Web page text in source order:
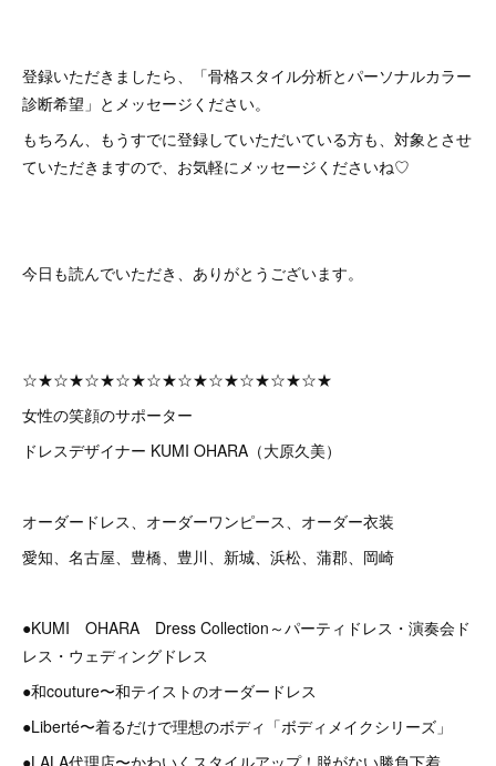
登録いただきましたら、「骨格スタイル分析とパーソナルカラー
診断希望」とメッセージください。
もちろん、もうすでに登録していただいている方も、対象とさせ
ていただきますので、お気軽にメッセージくださいね♡
今日も読んでいただき、ありがとうございます。
☆★☆★☆★☆★☆★☆★☆★☆★☆★☆★
女性の笑顔のサポーター
ドレスデザイナー KUMI OHARA（大原久美）
オーダードレス、オーダーワンピース、オーダー衣装
愛知、名古屋、豊橋、豊川、新城、浜松、蒲郡、岡崎
●KUMI OHARA Dress Collection～パーティドレス・演奏会ド
レス・ウェディングドレス
●和couture〜和テイストのオーダードレス
●Liberté〜着るだけで理想のボディ「ボディメイクシリーズ」
●LALA代理店〜かわいくスタイルアップ！脱がない勝負下着